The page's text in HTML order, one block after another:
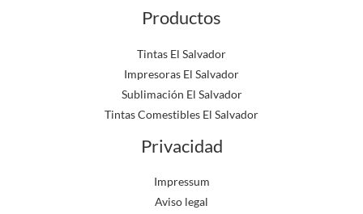
Productos
Tintas El Salvador
Impresoras El Salvador
Sublimación El Salvador
Tintas Comestibles El Salvador
Privacidad
Impressum
Aviso legal